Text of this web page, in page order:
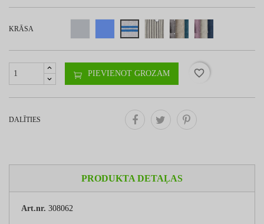
KRĀSA
PIEVIENOT GROZAM favorite_border
DALĪTIES
PRODUKTA DETAĻAS
Art.nr. 308062